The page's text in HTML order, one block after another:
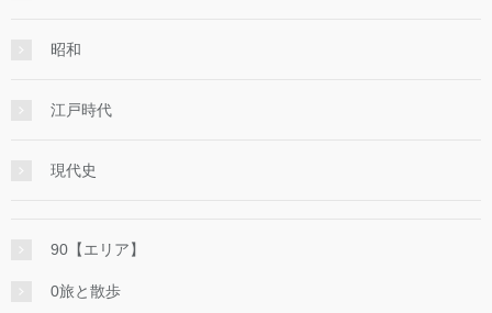
昭和
江戸時代
現代史
90【エリア】
0旅と散歩